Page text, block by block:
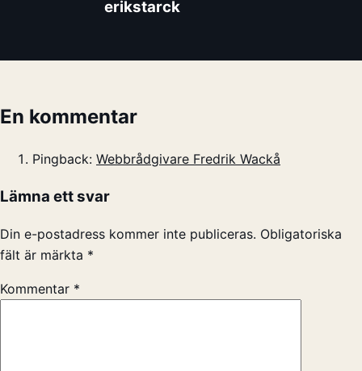
erikstarck
En kommentar
Pingback: Webbrådgivare Fredrik Wackå
Lämna ett svar
Din e-postadress kommer inte publiceras. Obligatoriska
fält är märkta *
Kommentar *